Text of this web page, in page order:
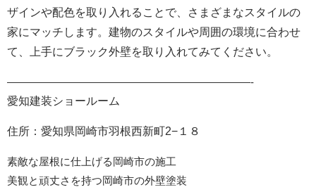
ザインや配色を取り入れることで、さまざまなスタイルの
家にマッチします。建物のスタイルや周囲の環境に合わせ
て、上手にブラック外壁を取り入れてみてください。
———————————————————————-
愛知建装ショールーム
住所：愛知県岡崎市羽根西新町2−１８
素敵な屋根に仕上げる岡崎市の施工
美観と頑丈さを持つ岡崎市の外壁塗装